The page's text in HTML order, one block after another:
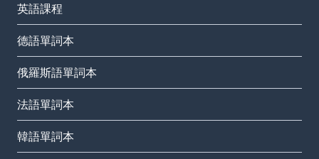
英語課程
德語單詞本
俄羅斯語單詞本
法語單詞本
韓語單詞本